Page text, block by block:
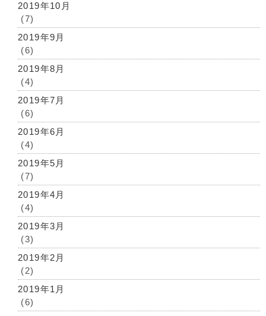
2019年10月
(7)
2019年9月
(6)
2019年8月
(4)
2019年7月
(6)
2019年6月
(4)
2019年5月
(7)
2019年4月
(4)
2019年3月
(3)
2019年2月
(2)
2019年1月
(6)